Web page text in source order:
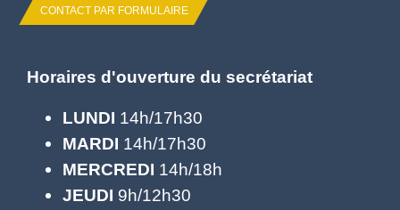
CONTACT PAR FORMULAIRE
Horaires d'ouverture du secrétariat
LUNDI 14h/17h30
MARDI 14h/17h30
MERCREDI 14h/18h
JEUDI 9h/12h30